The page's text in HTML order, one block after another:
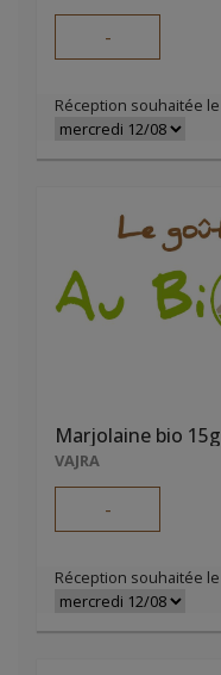
-
Réception souhaitée le
Marjolaine bio 15g
VAJRA
-
Réception souhaitée le